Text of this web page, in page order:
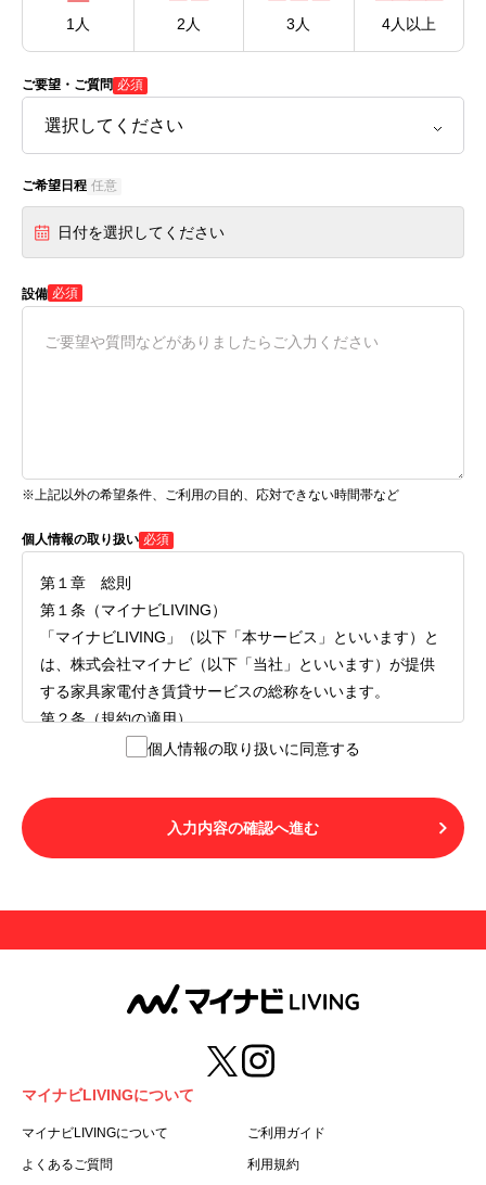
1人 2人 3人 4人以上
ご要望・ご質問 必須
ご希望日程 任意
日付を選択してください
設備 必須
※上記以外の希望条件、ご利用の目的、応対できない時間帯など
個人情報の取り扱い 必須
第１章 総則
第１条（マイナビLIVING）
「マイナビLIVING」（以下「本サービス」といいます）と
は、株式会社マイナビ（以下「当社」といいます）が提供
する家具家電付き賃貸サービスの総称をいいます。
第２条（規約の適用）
１.本サービスを利用する者（以下「利用者」といいます）
LIVINGご契約にあたり取得する個人情報の取り扱いについ
て」の内容をすべて承諾したものとみなされます。不承諾
の意思表示は、本サービスを利用しないことをもってのみ
用することはできません。
第３条（用語の定義）
１.「本サ―ビス」とは、第１章第１条で規定する当社が運
営するマイナビLIVINGを意味します。
２.「利用者」とは、第１章第２条に規定する本サービスを
利用する個人を意味します。
３.「本サイト」とは、当社が運営する本サービスに関する
個人情報の取り扱いに同意する
入力内容の確認へ進む
マイナビLIVINGについて
マイナビLIVINGについて ご利用ガイド
よくあるご質問 利用規約